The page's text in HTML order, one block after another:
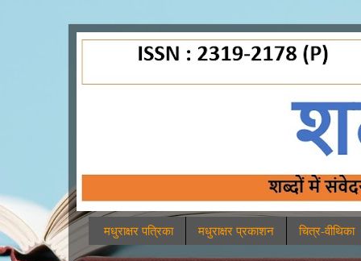
मधुराक्षर पत्रिका मधुराक्षर प्रकाशन चित्र-वीथिका